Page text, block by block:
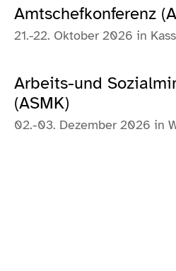
Amtschefkonferenz
21.-22. Oktober 2026 in
Arbeits-und
(ASMK)
02.-03. Dezember 2026 in